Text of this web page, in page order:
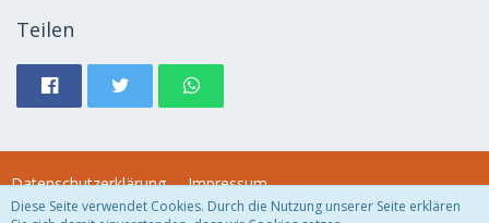
Teilen
Datenschutzerklärung Impressum
Diese Seite verwendet Cookies. Durch die Nutzung unserer Seite erklären